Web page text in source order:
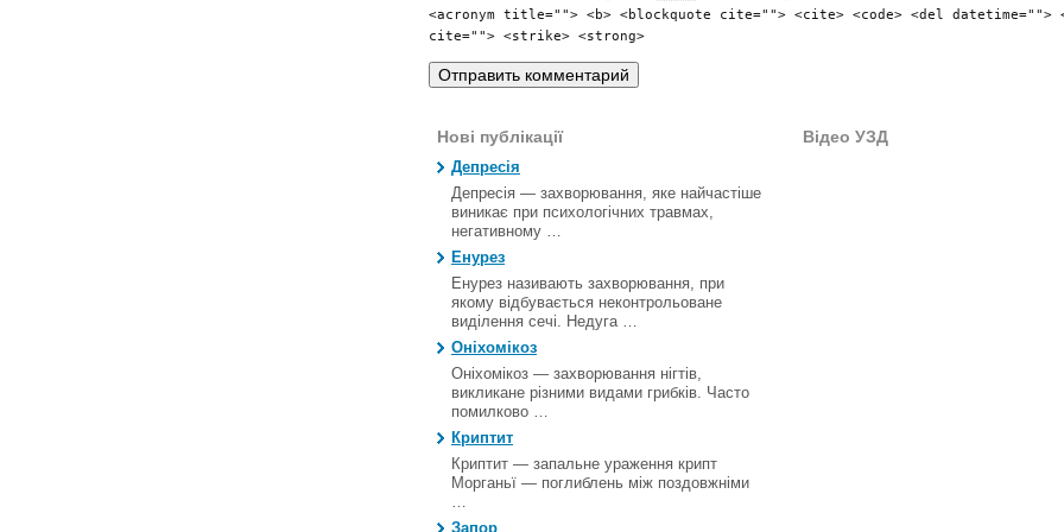
<acronym title=""> <b> <blockquote cite=""> <cite> <code> <del datetime="">
cite=""> <strike> <strong>
Нові публікації
Депресія
Депресія — захворювання, яке найчастіше
виникає при психологічних травмах,
негативному …
Енурез
Енурез називають захворювання, при
якому відбувається неконтрольоване
виділення сечі. Недуга …
Оніхомікоз
Оніхомікоз — захворювання нігтів,
викликане різними видами грибків. Часто
помилково …
Криптит
Криптит — запальне ураження крипт
Морганьї — поглиблень між поздовжніми
…
Запор
Відео УЗД